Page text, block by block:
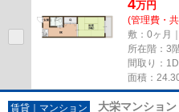
4万円
(管理費・
敷：0ヶ月
所在階：3
間取り：
面積：
賃貸｜マンション 大栄マンション